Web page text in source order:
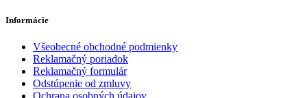
Informácie
Všeobecné obchodné podmienky
Reklamačný poriadok
Reklamačný formulár
Odstúpenie od zmluvy